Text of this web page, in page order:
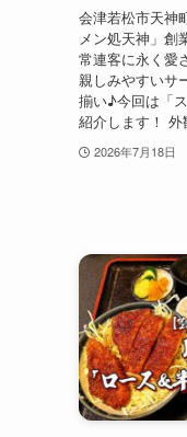
会津若松市天神
メン処天神」創
常連客に永く愛
親しみやすいサ
揃い♪今回は「
紹介します！
2026年7月18日